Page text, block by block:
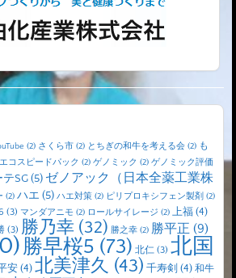
(2) さくら市 (2) とちぎの和牛を考える会 (2) も
エコスピードパック (2) ゲノミック (2) ゲノミック評価
SG(5) ゼノアック（日本全薬工業株
(2) ハエ (5) ハエ対策 (2) ピリプロキシフェン製剤 (2)
(3) マンダアニモ (2) ロールサイレージ (2) 上福 (4)
(3) 勝乃幸 (32) 勝之幸 (2) 勝平正 (9)
勝早桜5 (73) 北仁 (3) 北国
安 (4) 北美津久 (43) 千寿剣 (4) 和牛